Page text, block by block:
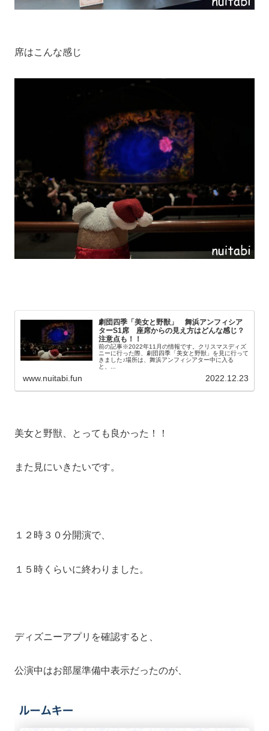
席はこんな感じ
劇団四季「美女と野獣」 舞浜アンフィシア
ターS1席 座席からの見え方はどんな感じ？
注意点も！！
前の記事※2022年11月の情報です。クリスマスディズ
ニーに行った際、劇団四季「美女と野獣」を見に行って
きました♪場所は、舞浜アンフィシアター中に入る
と、...
www.nuitabi.fun 2022.12.23
美女と野獣、とっても良かった！！
また見にいきたいです。
１２時３０分開演で、
１５時くらいに終わりました。
ディズニーアプリを確認すると、
公演中はお部屋準備中表示だったのが、